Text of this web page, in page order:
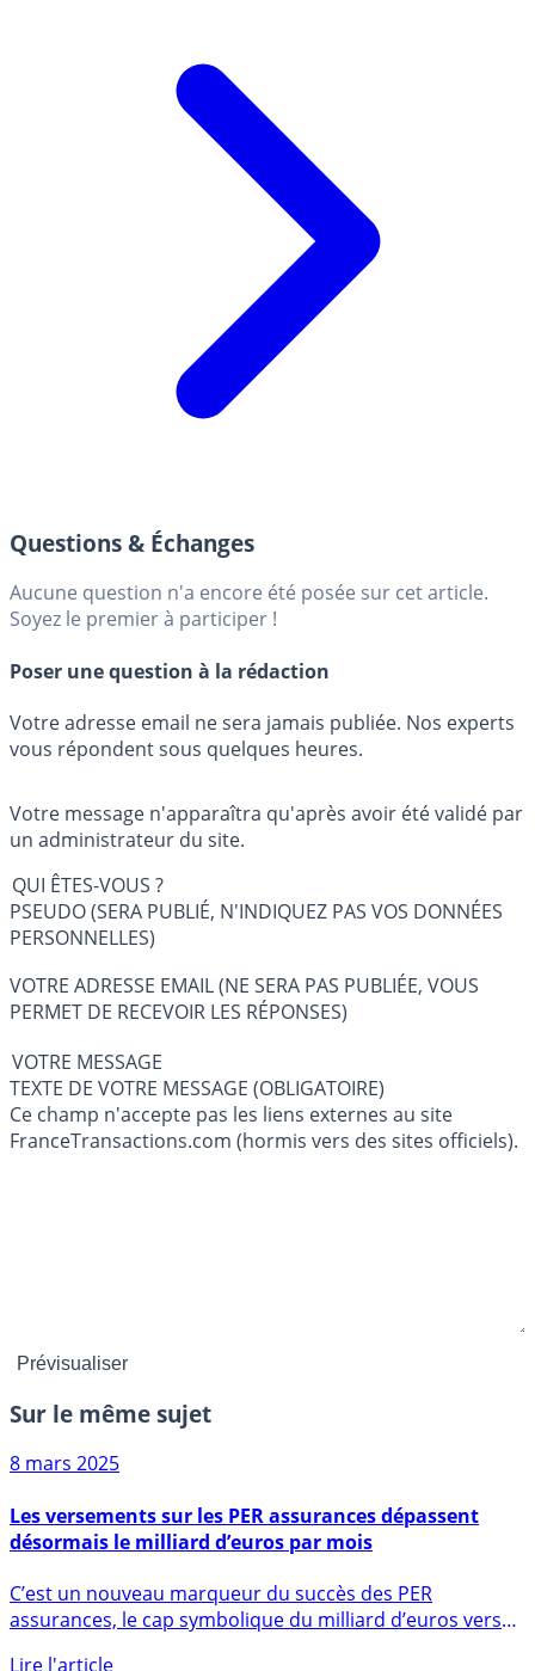
Questions & Échanges
Aucune question n'a encore été posée sur cet article.
Soyez le premier à participer !
Poser une question à la rédaction
Votre adresse email ne sera jamais publiée. Nos experts
vous répondent sous quelques heures.
Votre message n'apparaîtra qu'après avoir été validé par
un administrateur du site.
QUI ÊTES-VOUS ?
PSEUDO (SERA PUBLIÉ, N'INDIQUEZ PAS VOS DONNÉES
PERSONNELLES)
VOTRE ADRESSE EMAIL (NE SERA PAS PUBLIÉE, VOUS
PERMET DE RECEVOIR LES RÉPONSES)
VOTRE MESSAGE
TEXTE DE VOTRE MESSAGE (OBLIGATOIRE)
Ce champ n'accepte pas les liens externes au site
FranceTransactions.com (hormis vers des sites officiels).
Sur le même sujet
8 mars 2025
Les versements sur les PER assurances dépassent
désormais le milliard d’euros par mois